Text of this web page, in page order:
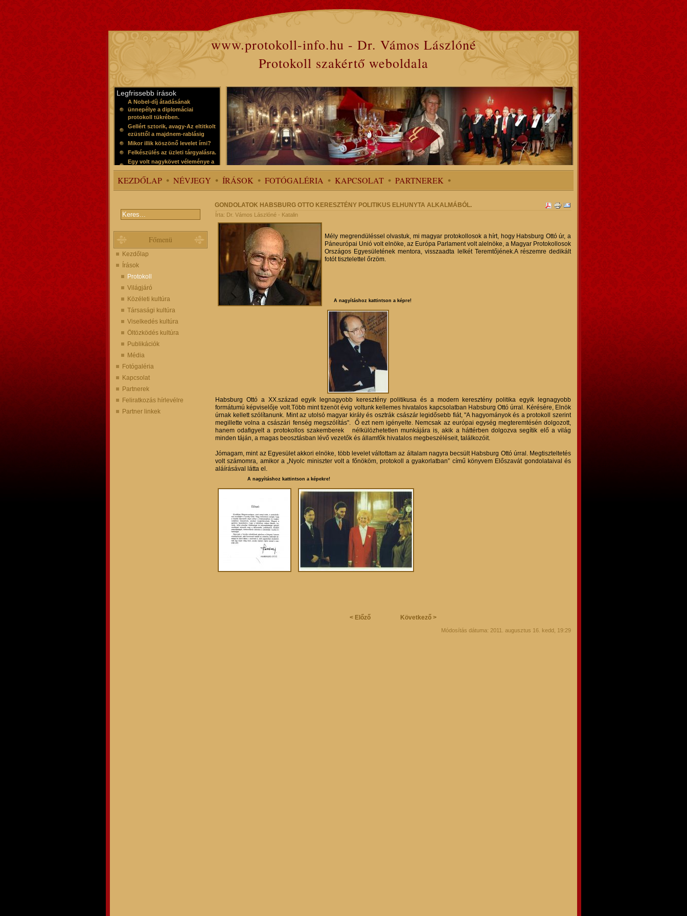
www.protokoll-info.hu - Dr. Vámos Lászlóné
Protokoll szakértő weboldala
Legfrissebb írások
A Nobel-díj átadásának
ünnepélye a diplomáciai
protokoll tükrében.
Gellért sztorik, avagy-Az eltitkolt
ezüsttől a majdnem-rablásig
Mikor illik köszönő levelet írni?
Felkészülés az üzleti tárgyalásra.
Egy volt nagykövet véleménye a
protokollról
KEZDŐLAP NÉVJEGY ÍRÁSOK FOTÓGALÉRIA KAPCSOLAT PARTNEREK
Főmenü
Kezdőlap
Írások
Protokoll
Világjáró
Közéleti kultúra
Társasági kultúra
Viselkedés kultúra
Öltözködés kultúra
Publikációk
Média
Fotógaléria
Kapcsolat
Partnerek
Feliratkozás hírlevélre
Partner linkek
GONDOLATOK HABSBURG OTTO KERESZTÉNY POLITIKUS ELHUNYTA ALKALMÁBÓL.
Írta: Dr. Vámos Lászlóné - Katalin
Mély megrendüléssel olvastuk, mi magyar protokollosok a hírt, hogy Habsburg Ottó úr, a
Páneurópai Unió volt elnöke, az Európa Parlament volt alelnöke, a Magyar Protokollosok
Országos Egyesületének mentora, visszaadta lelkét Teremtőjének.A részemre dedikált
fotót tisztelettel őrzöm.
A nagyításhoz kattintson a képre!
Habsburg Ottó a XX.század egyik legnagyobb keresztény politikusa és a modern keresztény politika egyik legnagyobb
formátumú képviselője volt.Több mint tizenöt évig voltunk kellemes hivatalos kapcsolatban Habsburg Ottó úrral. Kérésére, Elnök
úrnak kellett szólítanunk. Mint az utolsó magyar király és osztrák császár legidősebb fiát, "A hagyományok és a protokoll szerint
megillette volna a császári fenség megszólítás". Ő ezt nem igényelte. Nemcsak az európai egység megteremtésén dolgozott,
hanem odafigyelt a protokollos szakemberek nélkülözhetetlen munkájára is, akik a háttérben dolgozva segítik elő a világ
minden táján, a magas beosztásban lévő vezetők és államfők hivatalos megbeszéléseit, találkozóit.
Jómagam, mint az Egyesület akkori elnöke, több levelet váltottam az általam nagyra becsült Habsburg Ottó úrral. Megtiszteltetés
volt számomra, amikor a „Nyolc miniszter volt a főnököm, protokoll a gyakorlatban” című könyvem Előszavát gondolataival és
aláírásával látta el.
A nagyításhoz kattintson a képekre!
< Előző Következő >
Módosítás dátuma: 2011. augusztus 16. kedd, 19:29